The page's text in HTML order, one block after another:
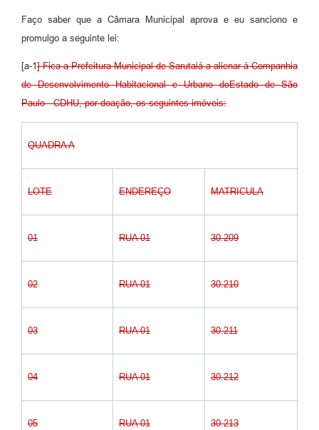
Faço saber que a Câmara Municipal aprova e eu sanciono e
promulgo a seguinte lei:
[a-1 ] Fica a Prefeitura Municipal de Sarutaiá a alienar à Companhia
de Desenvolvimento Habitacional e Urbano doEstado de São
Paulo - CDHU, por doação, os seguintes imóveis:
QUADRA A
LOTE ENDEREÇO MATRICULA
01 RUA 01 30.209
02 RUA 01 30.210
03 RUA 01 30.211
04 RUA 01 30.212
05 RUA 01 30.213